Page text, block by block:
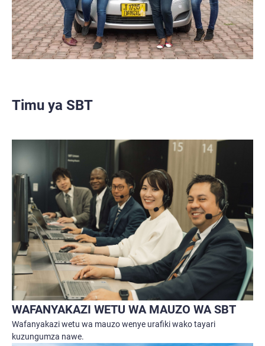
Timu ya SBT
WAFANYAKAZI WETU WA MAUZO WA SBT
Wafanyakazi wetu wa mauzo wenye urafiki wako tayari
kuzungumza nawe.